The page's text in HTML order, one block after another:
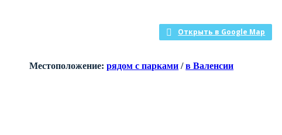
Открыть в Google Map
Местоположение: рядом с парками / в Валенсии